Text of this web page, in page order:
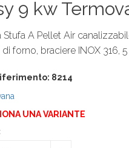
9 kw
Stufa A Pellet Air
di forno, braciere INOX 316,
8214
UNA VARIANTE